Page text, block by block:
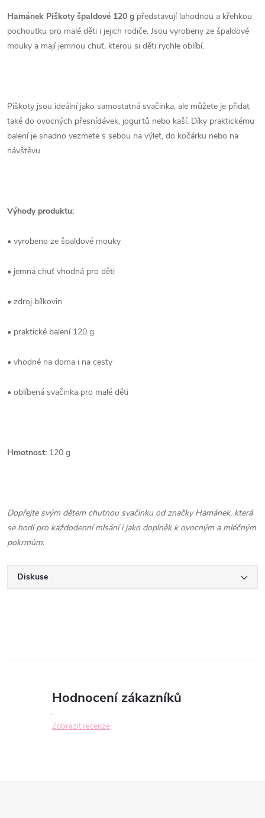
Hamánek Piškoty špaldové 120 g představují lahodnou a křehkou
pochoutku pro malé děti i jejich rodiče. Jsou vyrobeny ze špaldové
mouky a mají jemnou chuť, kterou si děti rychle oblíbí.
Piškoty jsou ideální jako samostatná svačinka, ale můžete je přidat
také do ovocných přesnídávek, jogurtů nebo kaší. Díky praktickému
balení je snadno vezmete s sebou na výlet, do kočárku nebo na
návštěvu.
Výhody produktu:
• vyrobeno ze špaldové mouky
• jemná chuť vhodná pro děti
• zdroj bílkovin
• praktické balení 120 g
• vhodné na doma i na cesty
• oblíbená svačinka pro malé děti
Hmotnost: 120 g
Dopřejte svým dětem chutnou svačinku od značky Hamánek, která
se hodí pro každodenní mlsání i jako doplněk k ovocným a mléčným
pokrmům.
Diskuse
Hodnocení zákazníků
Zobrazit recenze